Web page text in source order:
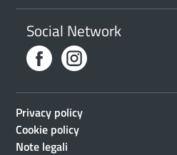
Social Network
Privacy policy
Cookie policy
Note legali